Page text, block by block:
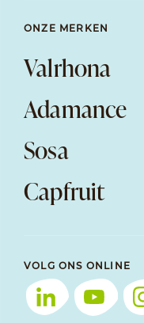
ONZE MERKEN
Valrhona
Adamance
Sosa
Capfruit
VOLG ONS ONLINE